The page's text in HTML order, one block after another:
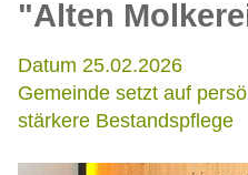
"Alten
Datum 25.02.2026
Gemeinde setzt auf
stärkere Bestandspflege